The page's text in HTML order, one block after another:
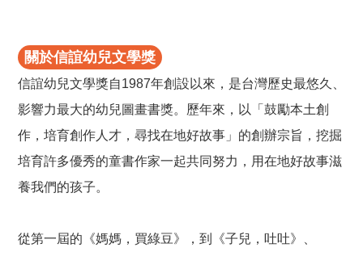
關於信誼幼兒文學獎
信誼幼兒文學獎自1987年創設以來，是台灣歷史最悠久、
影響力最大的幼兒圖畫書獎。歷年來，以「鼓勵本土創
作，培育創作人才，尋找在地好故事」的創辦宗旨，挖掘
培育許多優秀的童書作家一起共同努力，用在地好故事滋
養我們的孩子。
從第一屆的《媽媽，買綠豆》，到《子兒，吐吐》、